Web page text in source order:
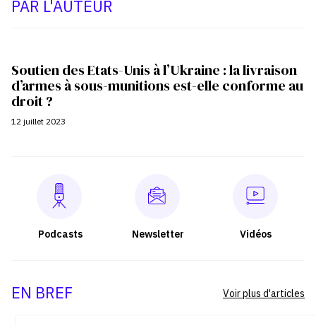
PAR L'AUTEUR
Soutien des Etats-Unis à l’Ukraine : la livraison
d’armes à sous-munitions est-elle conforme au
droit ?
12 juillet 2023
Podcasts Newsletter Vidéos
EN BREF Voir plus d'articles